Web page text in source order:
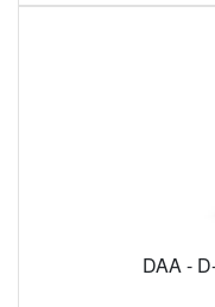
DAA -